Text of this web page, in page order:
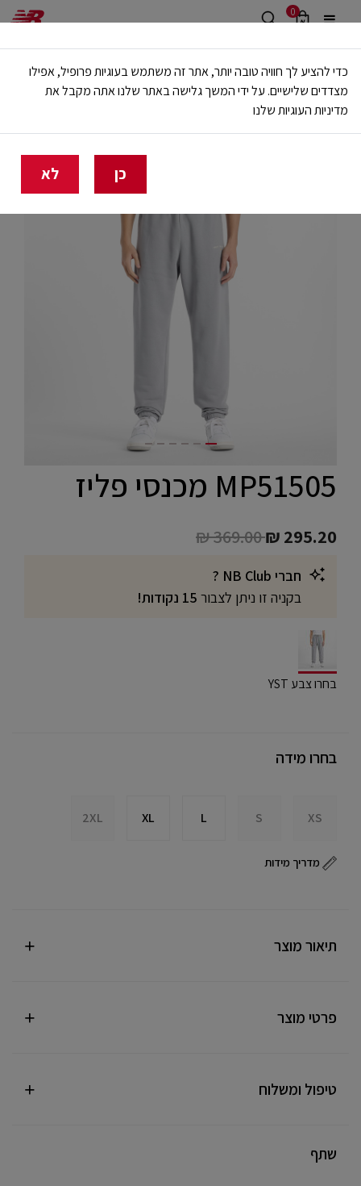
0
משלוח חינם מעל 499 ש"ח
🔥 20% הנחה על כל הביגוד באתר ובחנויות - לזמן מוגבל
בית גברים בגדים מכנסיים ארוכים
MP51505 מכנסי פליז
Price reduced from
₪ 369.00to
₪ 295.20
חברי NB Club ?
בקניה זו ניתן לצבור
selected
בחרו צבע YST
בחרו מידה
XS
S
L
XL
2XL
מדריך מידות
תיאור מוצר
פרטי מוצר
טיפול ומשלוח
שתף
כדי להציע לך חוויה טובה יותר, אתר זה משתמש בעוגיות פרופיל, אפילו
מצדדים שלישיים. על ידי המשך גלישה באתר שלנו אתה מקבל את
מדיניות העוגיות שלנו
כן לא